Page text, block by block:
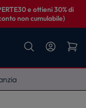
e ottieni 30% di
non cumulabile)